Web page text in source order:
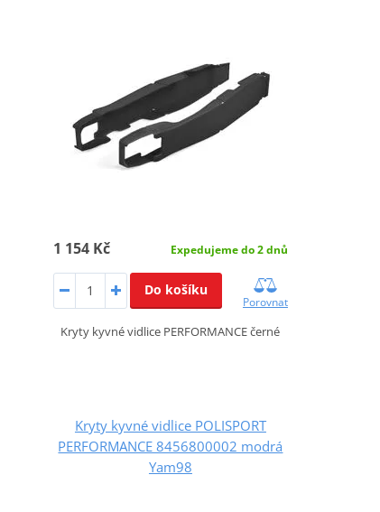
1 154 Kč Expedujeme do 2 dnů
Do košíku
Porovnat
Kryty kyvné vidlice PERFORMANCE černé
Kryty kyvné vidlice POLISPORT
PERFORMANCE 8456800002 modrá
Yam98